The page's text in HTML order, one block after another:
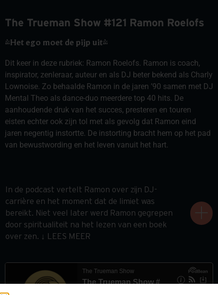
The Trueman Show #121 Ramon Roelofs
'Het ego moet de pijp uit'
Dit keer in deze rubriek: Ramon Roelofs. Ramon is coach,
inspirator, zenleraar, auteur en als DJ beter bekend als Charly
Lownoise. Zo behaalde Ramon in de jaren ’90 samen met DJ
Mental Theo als dance-duo meerdere top 40 hits. De
aanhoudende druk van het succes, presteren en touren
eisten echter ook zijn tol met als gevolg dat Ramon eind
jaren negentig instortte. De instorting bracht hem op het pad
van bewustwording en het leven vanuit het hart.
In de podcast vertelt Ramon over zijn DJ-
carrière en het moment dat de limiet was
bereikt. Niet veel later werd Ramon gegrepen
door spiritualiteit na het lezen van een boek
over zen. ↓ LEES MEER